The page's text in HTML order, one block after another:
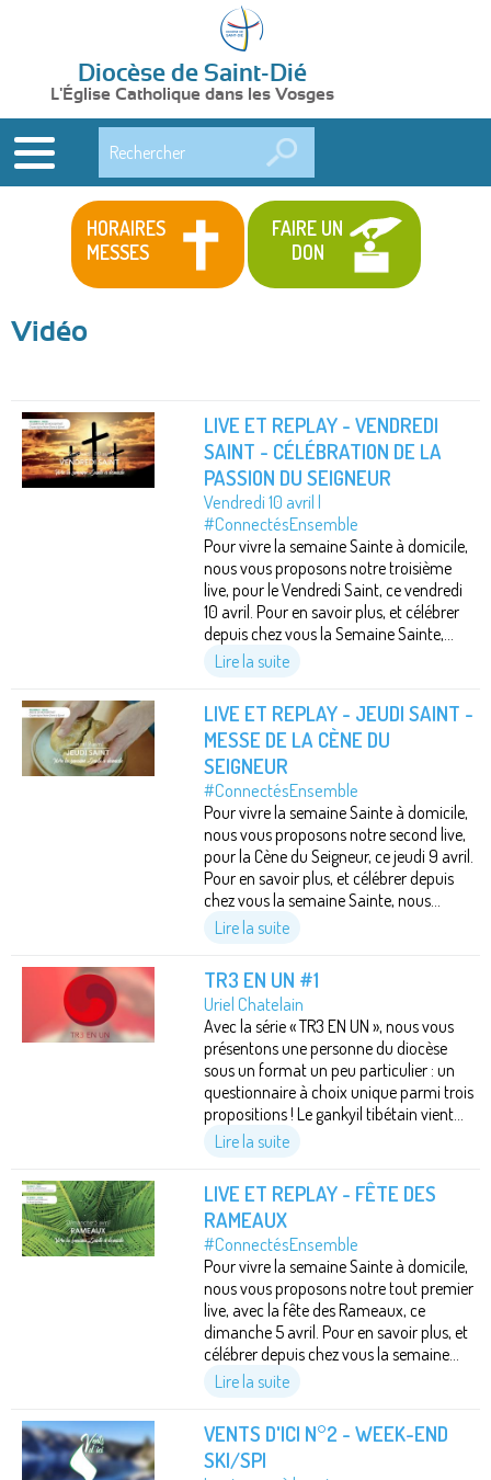
Diocèse de Saint-Dié
L'Église Catholique dans les Vosges
HORAIRES
MESSES
FAIRE UN
DON
Vidéo
LIVE ET REPLAY - VENDREDI
SAINT - CÉLÉBRATION DE LA
PASSION DU SEIGNEUR
Vendredi 10 avril |
#ConnectésEnsemble
Pour vivre la semaine Sainte à domicile,
nous vous proposons notre troisième
live, pour le Vendredi Saint, ce vendredi
10 avril. Pour en savoir plus, et célébrer
depuis chez vous la Semaine Sainte,...
Lire la suite
LIVE ET REPLAY - JEUDI SAINT -
MESSE DE LA CÈNE DU
SEIGNEUR
#ConnectésEnsemble
Pour vivre la semaine Sainte à domicile,
nous vous proposons notre second live,
pour la Cène du Seigneur, ce jeudi 9 avril.
Pour en savoir plus, et célébrer depuis
chez vous la semaine Sainte, nous...
Lire la suite
TR3 EN UN #1
Uriel Chatelain
Avec la série « TR3 EN UN », nous vous
présentons une personne du diocèse
sous un format un peu particulier : un
questionnaire à choix unique parmi trois
propositions ! Le gankyil tibétain vient...
Lire la suite
LIVE ET REPLAY - FÊTE DES
RAMEAUX
#ConnectésEnsemble
Pour vivre la semaine Sainte à domicile,
nous vous proposons notre tout premier
live, avec la fête des Rameaux, ce
dimanche 5 avril. Pour en savoir plus, et
célébrer depuis chez vous la semaine...
Lire la suite
VENTS D'ICI N°2 - WEEK-END
SKI/SPI